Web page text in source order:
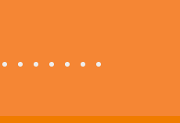
10 12 13